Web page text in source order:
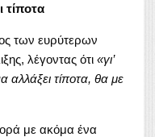
τίποτα
των ευρύτερων
λέγοντας ότι «γι’
αλλάξει τίποτα, θα με
με ακόμα ένα